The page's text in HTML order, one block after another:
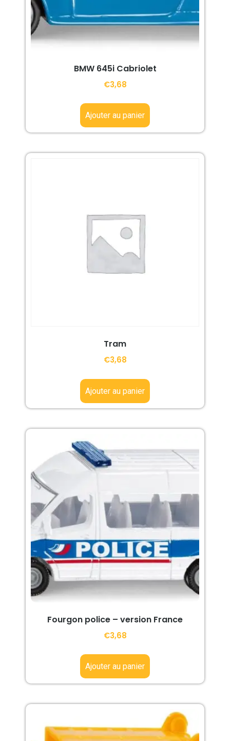
BMW 645i Cabriolet
€3,68
Ajouter au panier
Tram
€3,68
Ajouter au panier
Fourgon police – version France
€3,68
Ajouter au panier